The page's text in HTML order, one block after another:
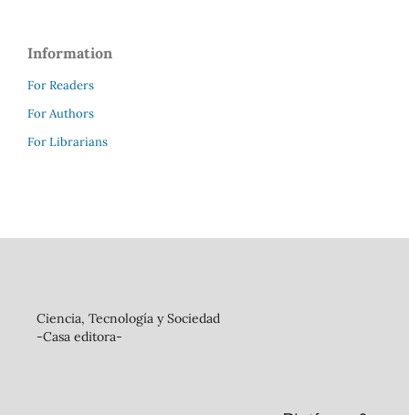
Information
For Readers
For Authors
For Librarians
Ciencia, Tecnología y Sociedad
-Casa editora-